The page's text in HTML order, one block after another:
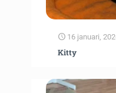
16 januari,
Kitty